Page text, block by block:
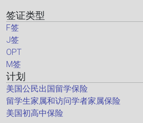
签证类型
F签
J签
OPT
M签
计划
美国公民出国留学保险
留学生家属和访问学者家属保险
美国初高中保险